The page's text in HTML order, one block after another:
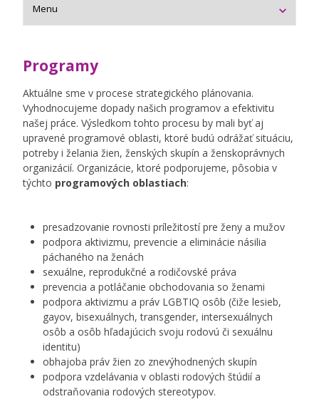
Programy
Aktuálne sme v procese strategického plánovania.
Vyhodnocujeme dopady našich programov a efektivitu
našej práce. Výsledkom tohto procesu by mali byť aj
upravené programové oblasti, ktoré budú odrážať situáciu,
potreby i želania žien, ženských skupín a ženskoprávnych
organizácií. Organizácie, ktoré podporujeme, pôsobia v
týchto programových oblastiach:
presadzovanie rovnosti príležitostí pre ženy a mužov
podpora aktivizmu, prevencie a eliminácie násilia
páchaného na ženách
sexuálne, reprodukčné a rodičovské práva
prevencia a potláčanie obchodovania so ženami
podpora aktivizmu a práv LGBTIQ osôb (čiže lesieb,
gayov, bisexuálnych, transgender, intersexuálnych
osôb a osôb hľadajúcich svoju rodovú či sexuálnu
identitu)
obhajoba práv žien zo znevýhodnených skupín
podpora vzdelávania v oblasti rodových štúdií a
odstraňovania rodových stereotypov.